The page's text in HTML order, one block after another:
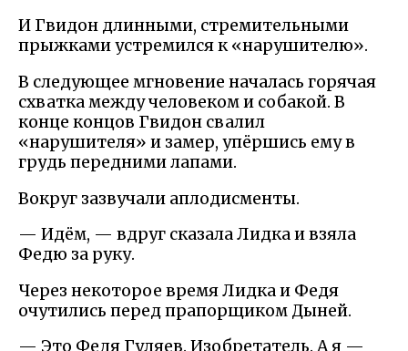
И Гвидон длинными, стремительными
прыжками устремился к «нарушителю».
В следующее мгновение началась горячая
схватка между человеком и собакой. В
конце концов Гвидон свалил
«нарушителя» и замер, упёршись ему в
грудь передними лапами.
Вокруг зазвучали аплодисменты.
— Идём, — вдруг сказала Лидка и взяла
Федю за руку.
Через некоторое время Лидка и Федя
очутились перед прапорщиком Дыней.
— Это Федя Гуляев. Изобретатель. А я —